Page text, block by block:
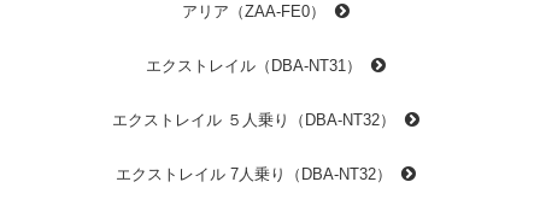
アリア（ZAA-FE0）
エクストレイル（DBA-NT31）
エクストレイル ５人乗り（DBA-NT32）
エクストレイル 7人乗り（DBA-NT32）